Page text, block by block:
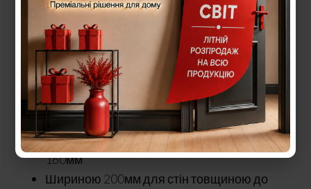
Розширювач
(добір) виготовляється в 2х розмірах:
Шириною 100мм для стін товщиною до
160мм
Шириною 200мм для стін товщиною до